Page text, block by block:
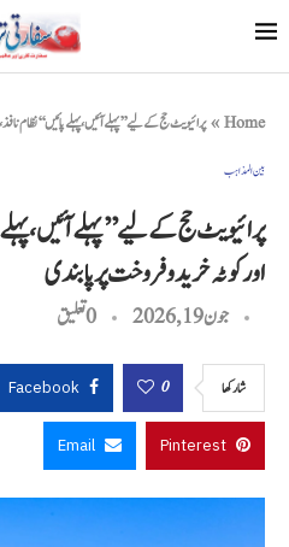
Home
»پرائیویٹ حج کے لیے ’’پہلے آئیں، پہلے پائیں‘‘ نظام
بین المذاہب
پرائیویٹ حج کے لیے ’’پہلے آئیں،
اور کوٹہ خرید و فروخت پر پابندی
جون 19, 2026 0 تعليق
شاركها 0
Facebook
Pinterest
Email